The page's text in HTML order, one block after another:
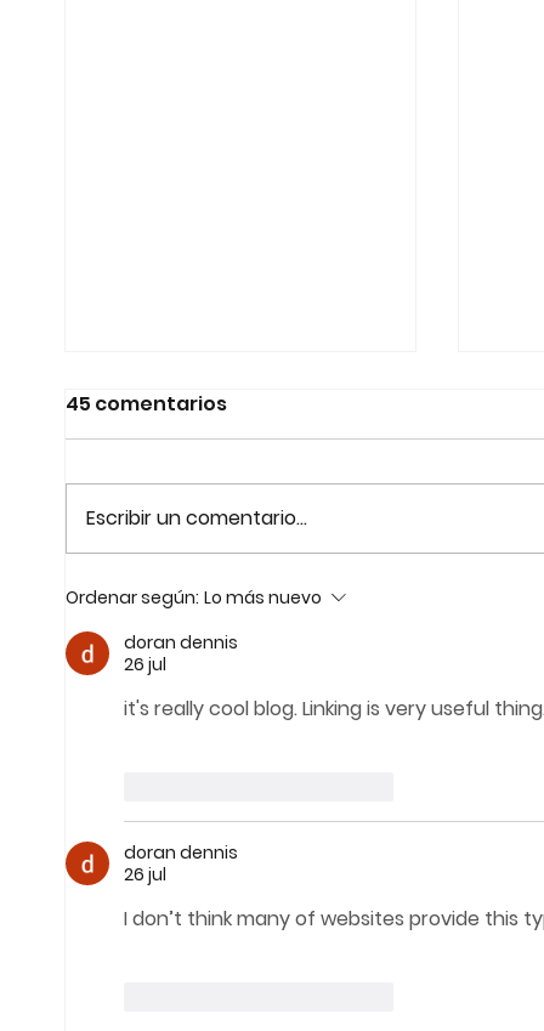
45 comentarios
Escribir un comentario...
Ordenar según: Lo más nuevo
doran dennis
26 jul
it's really cool blog. Linking is very useful
doran dennis
26 jul
I don’t think many of websites provide this